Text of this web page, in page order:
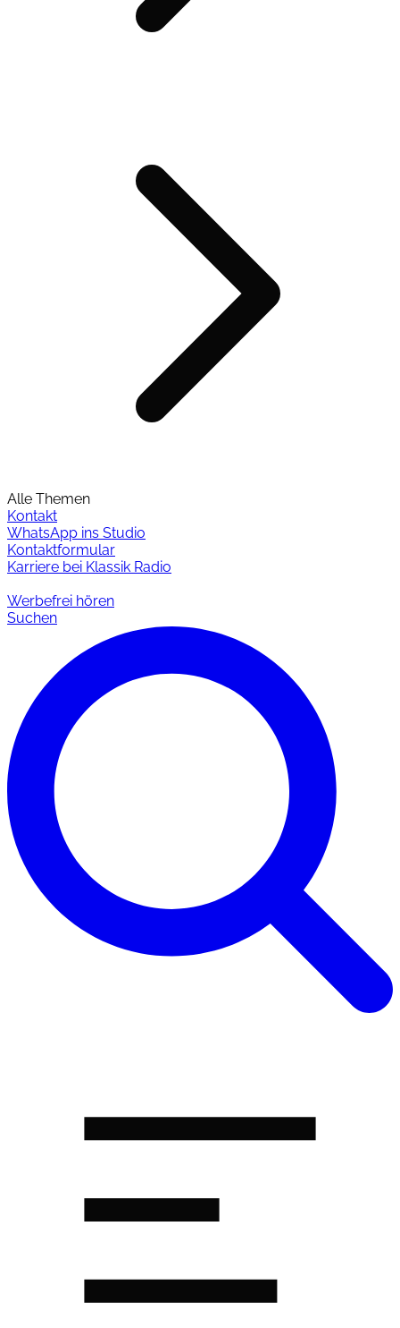
Alle Themen
Kontakt
WhatsApp ins Studio
Kontaktformular
Karriere bei Klassik Radio
Werbefrei hören
Suchen